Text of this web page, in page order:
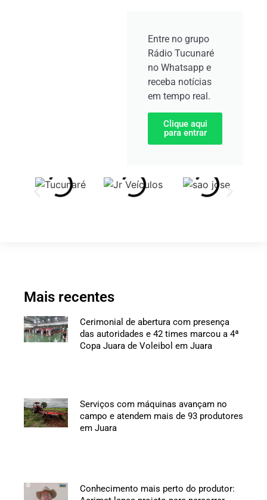
Entre no grupo
Rádio Tucunaré
no Whatsapp e
receba notícias
em tempo real.
Clique aqui
para entrar
Mais recentes
Cerimonial de abertura com presença
das autoridades e 42 times marcou a 4ª
Copa Juara de Voleibol em Juara
Serviços com máquinas avançam no
campo e atendem mais de 93 produtores
em Juara
Conhecimento mais perto do produtor: